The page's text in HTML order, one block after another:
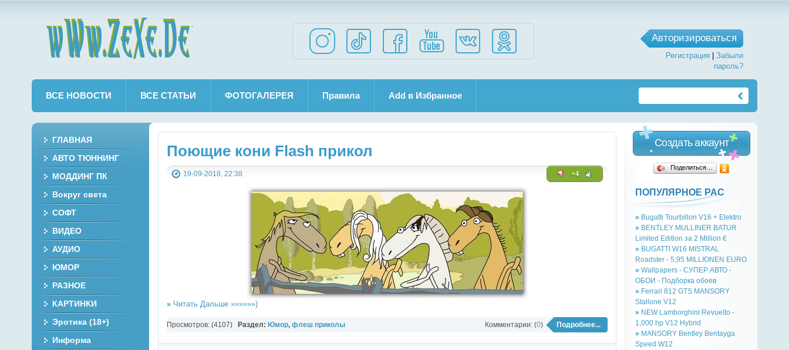
Авторизироваться
Регистрация |Забыли
пароль?
ВСЕ НОВОСТИ ВСЕ СТАТЬИ ФОТОГАЛЕРЕЯ Правила Add в Избранное
Поющие кони Flash прикол
+4
19-09-2018, 22:38
»Читать Дальше »»»»»»)
Подробнее...
Комментарии: (0)
Просмотров: (4107) Раздел: Юмор, флеш приколы
Создать аккаунт
Поделиться…
ПОПУЛЯРНОЕ РАС
» Bugatti Tourbillon V16 + Elektro
» BENTLEY MULLINER BATUR
Limited Edition за 2 Million €
» BUGATTI W16 MISTRAL
Roadster - 5,95 MILLIONEN EURO
» Wallpapers - СУПЕР АВТО -
ОБОИ - Подборка обоев
» Ferrari 812 GTS MANSORY
Stallone V12
» NEW Lamborghini Revuelto -
1,000 hp V12 Hybrid
» MANSORY Bentley Bentayga
Speed W12
ГЛАВНАЯ
АВТО ТЮННИНГ
МОДДИНГ ПК
Вокруг света
СОФТ
ВИДЕО
АУДИО
ЮМОР
РАЗНОЕ
КАРТИНКИ
Эротика (18+)
Информа